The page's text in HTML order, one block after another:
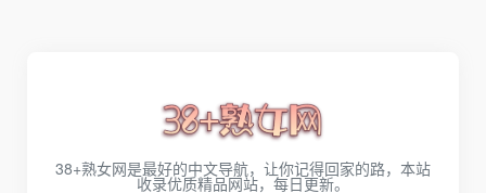
38+熟女网是最好的中文导航，让你记得回家的路，本站
收录优质精品网站，每日更新。